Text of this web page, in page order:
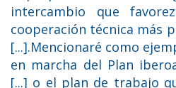
intercambio que
cooperación técnica más
[...].Mencionaré como
en marcha del Plan
[...] o el plan de trabajo